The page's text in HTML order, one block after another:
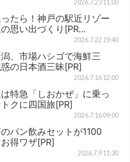
2026.7.23 11:00
たら！神戸の駅近リゾー
の思い出づくり[PR…
2026.7.22 19:40
、市場ハシゴで海鮮三
の日本酒三昧[PR]
2026.7.16 12:00
特急「しおかぜ」に乗っ
クに四国旅[PR]
2026.7.16 09:00
パン飲みセットが1100
得ワザ[PR]
2026.7.9 11:30